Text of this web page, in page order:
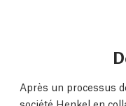
Après un processus
société Henkel en